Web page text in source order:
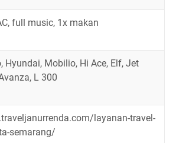
full music, 1x makan
Hyundai, Mobilio, Hi Ace, Elf, Jet
L 300
layanan-travel-
semarang/